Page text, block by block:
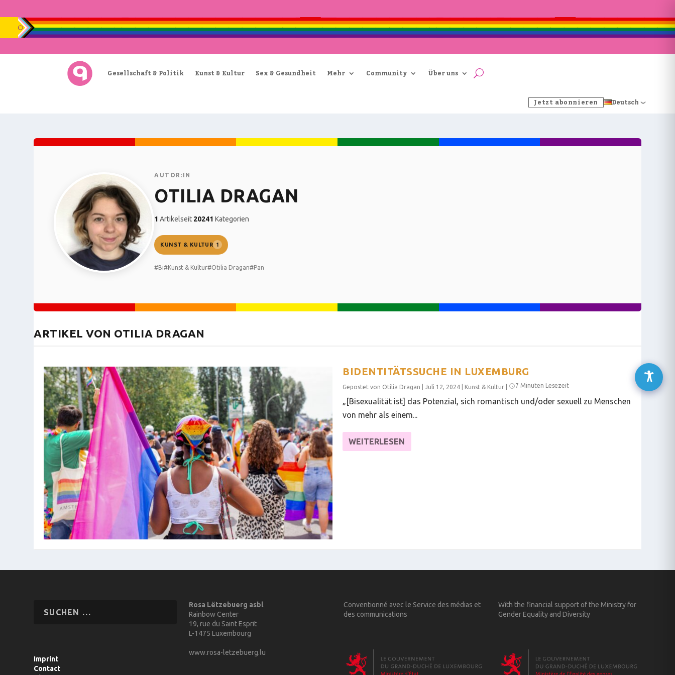
Gesellschaft & Politik Kunst & Kultur Sex & Gesundheit Mehr Community Über uns
Jetzt abonnieren Deutsch
AUTOR:IN
OTILIA DRAGAN
1 Artikelseit 20241 Kategorien
KUNST & KULTUR 1
#Bi#Kunst & Kultur#Otilia Dragan#Pan
ARTIKEL VON OTILIA DRAGAN
BIDENTITÄTSSUCHE IN LUXEMBURG
Gepostet von Otilia Dragan Juli 12, 2024 Kunst & Kultur 7 Minuten Lesezeit
„[Bisexualität ist] das Potenzial, sich romantisch und/oder sexuell zu Menschen
von mehr als einem...
WEITERLESEN
Imprint
Contact
Rosa Lëtzebuerg asbl
Rainbow Center
19, rue du Saint Esprit
L-1475 Luxembourg
www.rosa-letzebuerg.lu
Conventionné avec le Service des médias et
des communications
With the financial support of the Ministry for
Gender Equality and Diversity